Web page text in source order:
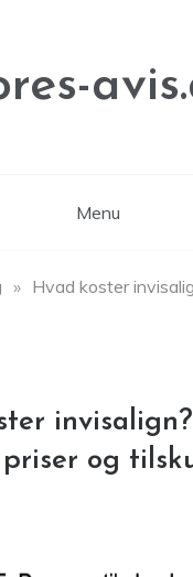
Menu
» Hvad koster
og